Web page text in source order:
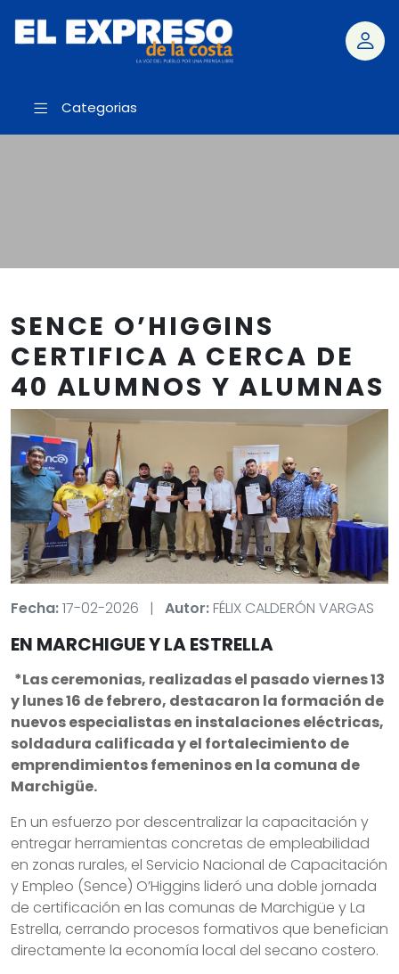
Categorias
SENCE O’HIGGINS
CERTIFICA A CERCA DE
40 ALUMNOS Y ALUMNAS
Fecha:17-02-2026 | Autor: FÉLIX CALDERÓN VARGAS
EN MARCHIGUE Y LA ESTRELLA
*Las ceremonias, realizadas el pasado viernes 13
y lunes 16 de febrero, destacaron la formación de
nuevos especialistas en instalaciones eléctricas,
soldadura calificada y el fortalecimiento de
emprendimientos femeninos en la comuna de
Marchigüe.
En un esfuerzo por descentralizar la capacitación y
entregar herramientas concretas de empleabilidad
en zonas rurales, el Servicio Nacional de Capacitación
y Empleo (Sence) O’Higgins lideró una doble jornada
de certificación en las comunas de Marchigüe y La
Estrella, cerrando procesos formativos que benefician
directamente la economía local del secano costero.